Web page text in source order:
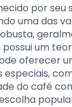
por seu
uma das
um
oferecer
especiais,
do café